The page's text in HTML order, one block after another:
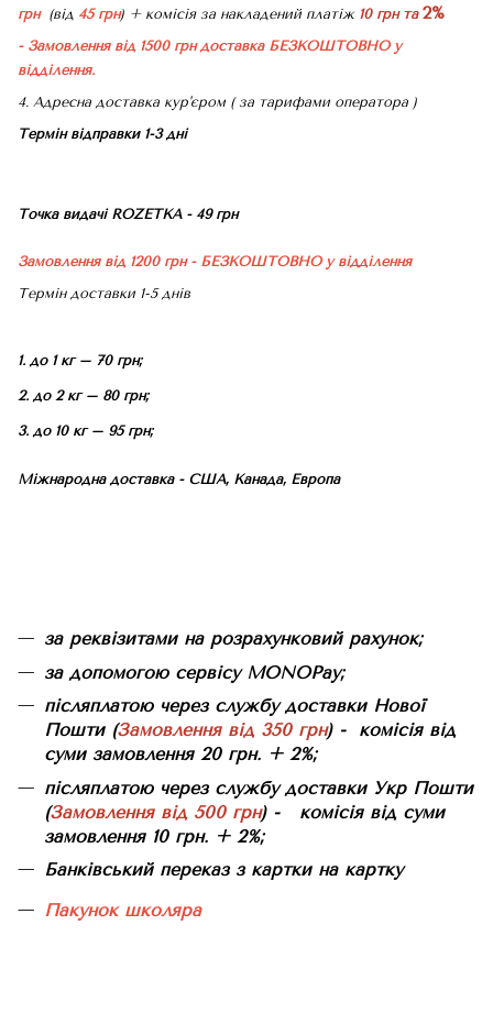
грн (від 45 грн) + комісія за накладений платіж 10 грн та 2%
- Замовлення від 1500 грн доставка БЕЗКОШТОВНО у
відділення.
4. Адресна доставка кур'єром ( за тарифами оператора )
Термін відправки 1-3 дні
Точка видачі ROZETKA - 49 грн
Замовлення від 1200 грн - БЕЗКОШТОВНО у відділення
Термін доставки 1-5 днів
1. до 1 кг – 70 грн;
2. до 2 кг – 80 грн;
3. до 10 кг – 95 грн;
Міжнародна доставка - США, Канада, Европа
за реквізитами на розрахунковий рахунок;
за допомогою сервісу MONOPay;
післяплатою через службу доставки Нової
Пошти (Замовлення від 350 грн) - комісія від
суми замовлення 20 грн. + 2%;
післяплатою через службу доставки Укр Пошти
(Замовлення від 500 грн) - комісія від суми
замовлення 10 грн. + 2%;
Банківський переказ з картки на картку
Пакунок школяра